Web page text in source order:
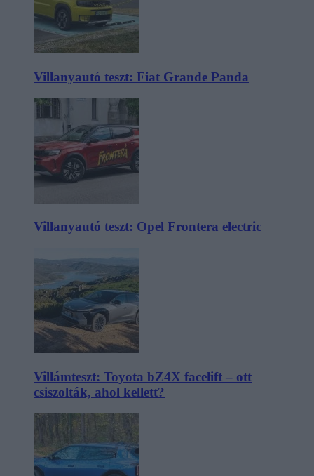
Villanyautó teszt: Fiat Grande Panda
Villanyautó teszt: Opel Frontera electric
Villámteszt: Toyota bZ4X facelift – ott
csiszolták, ahol kellett?